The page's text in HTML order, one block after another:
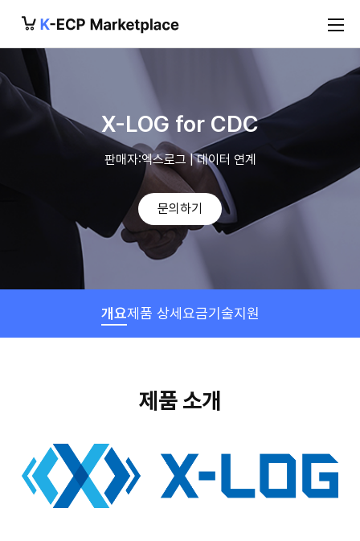
X-LOG for CDC
판매자:엑스로그 | 데이터 연계
문의하기
개요제품 상세 요금기술지원
제품 소개